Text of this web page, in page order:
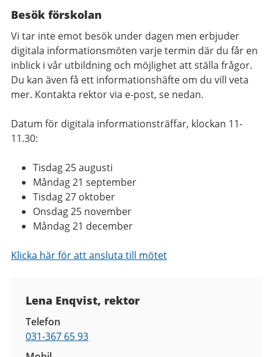
Besök förskolan
Vi tar inte emot besök under dagen men erbjuder
digitala informationsmöten varje termin där du får en
inblick i vår utbildning och möjlighet att ställa frågor.
Du kan även få ett informationshäfte om du vill veta
mer. Kontakta rektor via e-post, se nedan.
Datum för digitala informationsträffar, klockan 11-
11.30:
Tisdag 25 augusti
Måndag 21 september
Tisdag 27 oktober
Onsdag 25 november
Måndag 21 december
Klicka här för att ansluta till mötet
Lena Enqvist, rektor
Telefon
031-367 65 93